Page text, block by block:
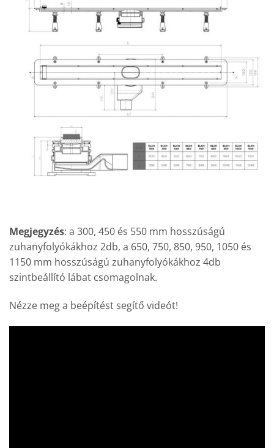
Megjegyzés: a 300, 450 és 550 mm hosszúságú
zuhanyfolyókákhoz 2db, a 650, 750, 850, 950, 1050 és
1150 mm hosszúságú zuhanyfolyókákhoz 4db
szintbeállító lábat csomagolnak.
Nézze meg a beépítést segítő videót!